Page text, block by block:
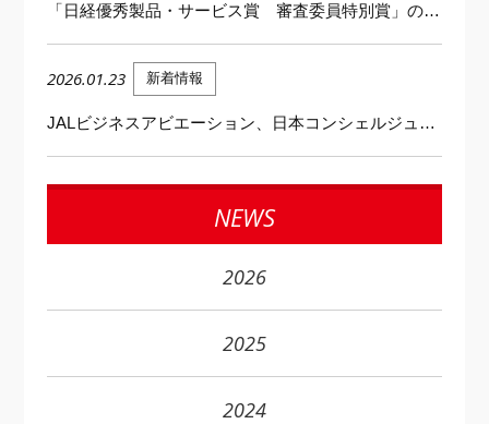
「日経優秀製品・サービス賞 審査委員特別賞」の受賞について
2026.01.23 新着情報
JALビジネスアビエーション、日本コンシェルジュ協会加盟のお知らせ
NEWS
2026
2025
2024